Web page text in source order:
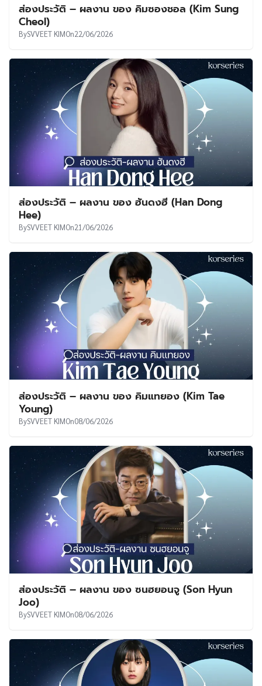
ส่องประวัติ – ผลงาน ของ คิมซองชอล (Kim Sung
Cheol)
BySVVEET KIMOn22/06/2026
ส่องประวัติ – ผลงาน ของ ฮันดงฮี (Han Dong
Hee)
BySVVEET KIMOn21/06/2026
ส่องประวัติ – ผลงาน ของ คิมแทยอง (Kim Tae
Young)
BySVVEET KIMOn08/06/2026
ส่องประวัติ – ผลงาน ของ ซนฮยอนจู (Son Hyun
Joo)
BySVVEET KIMOn08/06/2026